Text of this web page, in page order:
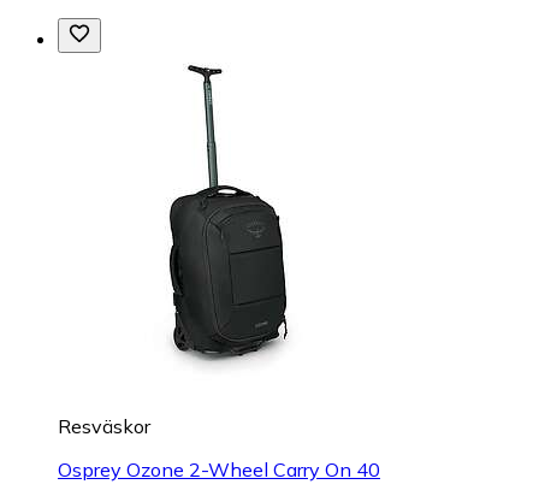
Resväskor
Osprey Ozone 2-Wheel Carry On 40